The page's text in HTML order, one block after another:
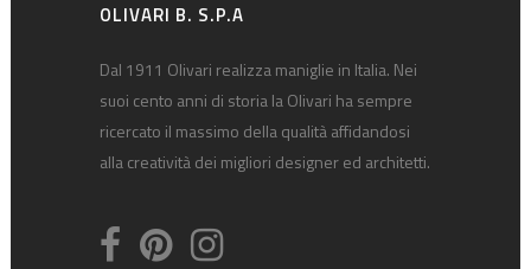
OLIVARI B. S.P.A
Dal 1911 Olivari realizza maniglie in Italia. Nei
suoi cento anni di storia la Olivari ha sempre
ricercato il massimo della qualità affidandosi
alla creatività dei migliori designer ed architetti.